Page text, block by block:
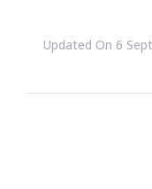
Updated On 6